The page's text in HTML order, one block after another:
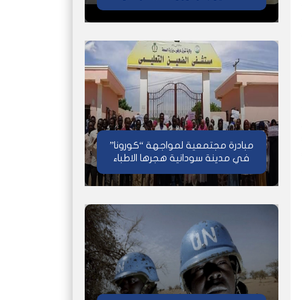
مبادرة مجتمعية لمواجهة “كورونا”
في مدينة سودانية هجرها الاطباء